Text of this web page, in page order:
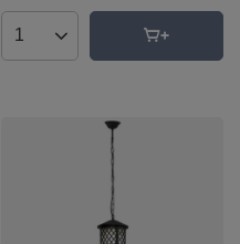
Ilość produktów